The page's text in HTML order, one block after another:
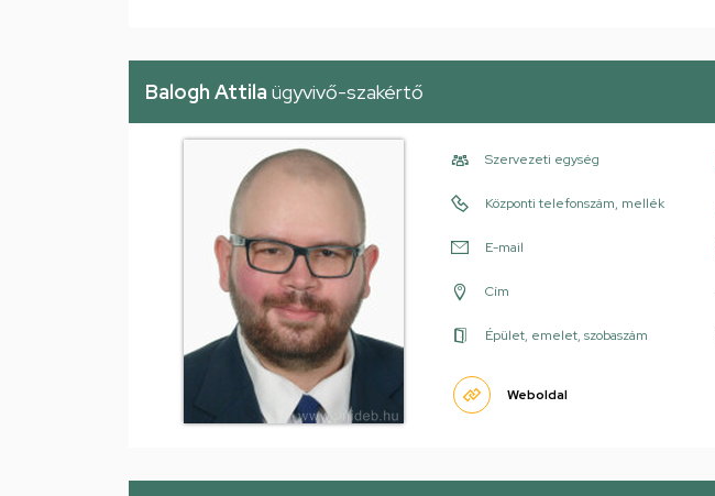
Balogh Attila ügyvivő-szakértő
Szervezeti egység
Központi telefonszám, mellék
E-mail
Cím
Épület, emelet, szobaszám
Weboldal